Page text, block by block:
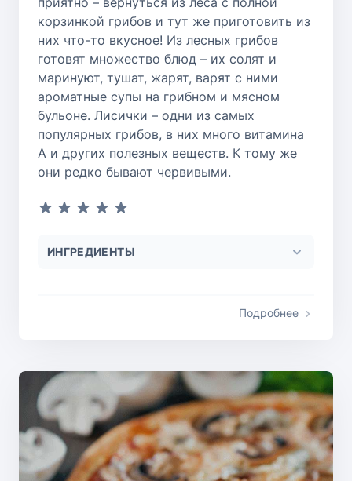
корзинкой грибов и тут же приготовить из
них что-то вкусное! Из лесных грибов
готовят множество блюд – их солят и
маринуют, тушат, жарят, варят с ними
ароматные супы на грибном и мясном
бульоне. Лисички – одни из самых
популярных грибов, в них много витамина
А и других полезных веществ. К тому же
они редко бывают червивыми.
ИНГРЕДИЕНТЫ
Подробнее